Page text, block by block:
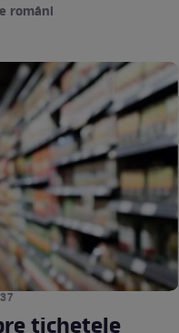
români